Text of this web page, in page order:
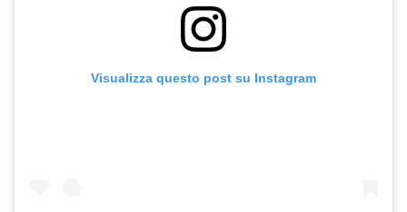
Visualizza questo post su Instagram